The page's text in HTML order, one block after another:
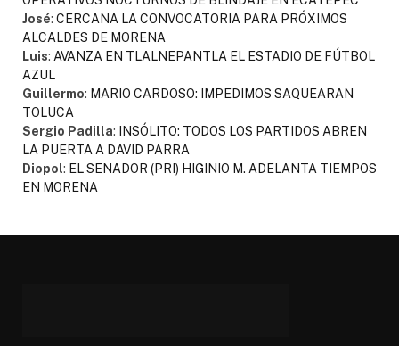
José: CERCANA LA CONVOCATORIA PARA PRÓXIMOS
ALCALDES DE MORENA
Luis: AVANZA EN TLALNEPANTLA EL ESTADIO DE FÚTBOL
AZUL
Guillermo: MARIO CARDOSO: IMPEDIMOS SAQUEARAN
TOLUCA
Sergio Padilla:
INSÓLITO: TODOS LOS PARTIDOS ABREN
LA PUERTA A DAVID PARRA
Diopol: EL SENADOR (PRI) HIGINIO M. ADELANTA TIEMPOS
EN MORENA